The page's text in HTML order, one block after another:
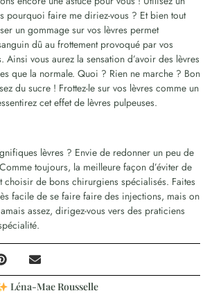
pourquoi faire me diriez-vous ? Et bien tout
un gommage sur vos lèvres permet
dû au frottement provoqué par vos
Ainsi vous aurez la sensation d’avoir des lèvres
que la normale. Quoi ? Rien ne marche ? Bon
du sucre ! Frottez-le sur vos lèvres comme un
cet effet de lèvres pulpeuses.
lèvres ? Envie de redonner un peu de
toujours, la meilleure façon d’éviter de
choisir de bons chirurgiens spécialisés. Faites
facile de se faire faire des injections, mais on
assez, dirigez-vous vers des praticiens
Léna-Mae Rousselle